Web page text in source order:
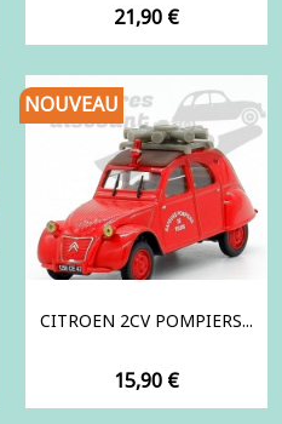
Prix
21,90 €
CITROEN 2CV POMPIERS...
Prix
15,90 €
NOUVEAU